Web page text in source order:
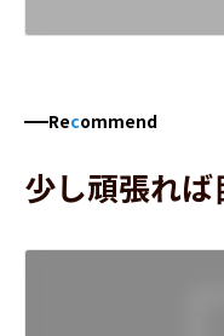
Recommend
少し頑張れ